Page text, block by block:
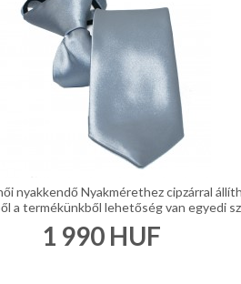
nyakkendő Nyakmérethez cipzárral
a termékünkből lehetőség van egyedi
1 990 HUF